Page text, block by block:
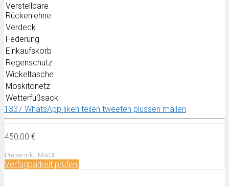
Verstellbare
Rückenlehne
Verdeck
Federung
Einkaufskorb
Regenschutz
Wickeltasche
Moskitonetz
Wetterfußsack
1337 WhatsApp liken teilen tweeten plussen mailen
450,00 €
Preise inkl. MwSt
Verfügbarkeit prüfen!